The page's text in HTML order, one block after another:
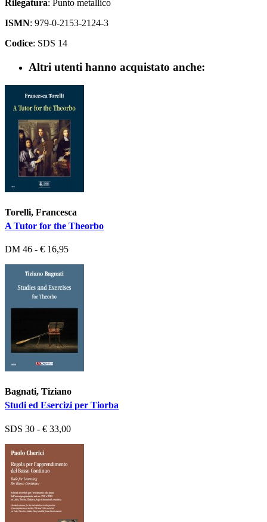
Rilegatura: Punto metallico
ISMN: 979-0-2153-2124-3
Codice: SDS 14
Altri utenti hanno acquistato anche:
Torelli, Francesca
A Tutor for the Theorbo
DM 46 - € 16,95
Bagnati, Tiziano
Studi ed Esercizi per Tiorba
SDS 30 - € 33,00